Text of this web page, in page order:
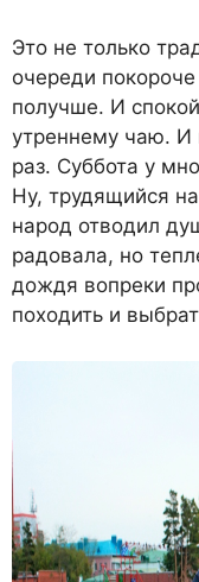
Это не только
очереди
получше. И
утреннему чаю. И
раз. Суббота у
Ну, трудящийся
народ отводил
радовала, но
дождя вопреки
походить и